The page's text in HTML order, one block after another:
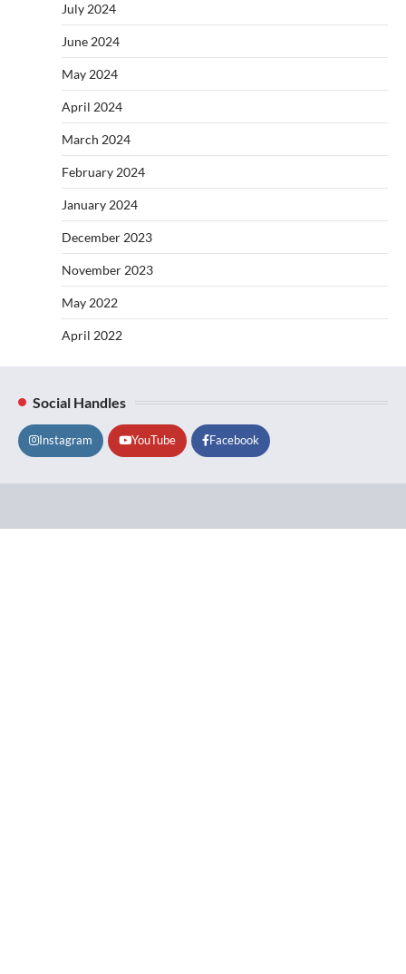
July 2024
June 2024
May 2024
April 2024
March 2024
February 2024
January 2024
December 2023
November 2023
May 2022
April 2022
Social Handles
Instagram YouTube Facebook